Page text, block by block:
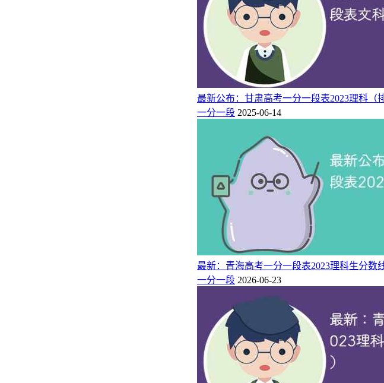
通过一分一段表，考生不仅知道各批次的分数线，同时还能了解自己在全省考生中的排位
最新公布：甘肃高考一分一段表2023理科（
一分一段 2025-06-14
最新：青海高考一分一段表2023理科生分数
一分一段 2026-06-23